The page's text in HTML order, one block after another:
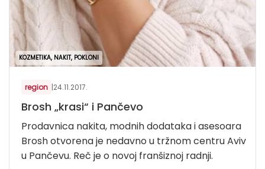
KOZMETIKA, NAKIT, POKLONI
region |24.11.2017.
Brosh „krasi“ i Pančevo
Prodavnica nakita, modnih dodataka i asesoara
Brosh otvorena je nedavno u tržnom centru Aviv
u Pančevu. Reč je o novoj franšiznoj radnji.